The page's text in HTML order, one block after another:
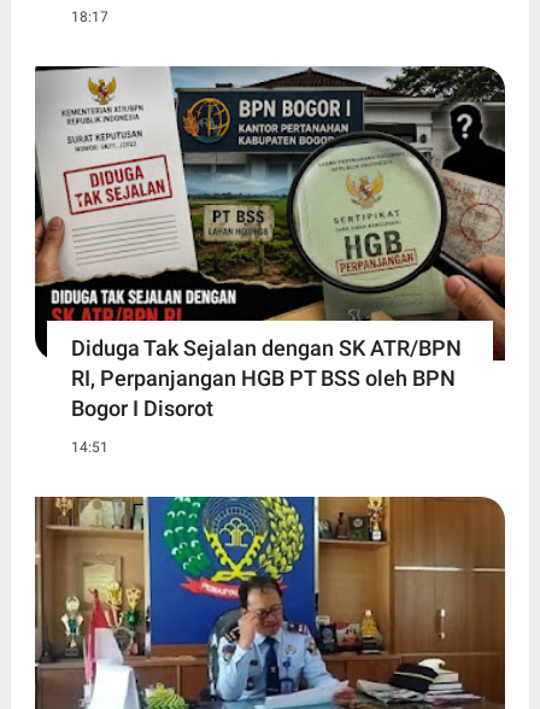
18:17
Diduga Tak Sejalan dengan SK ATR/BPN
RI, Perpanjangan HGB PT BSS oleh BPN
Bogor I Disorot
14:51